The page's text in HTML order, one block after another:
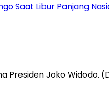
Saat Libur Panjang